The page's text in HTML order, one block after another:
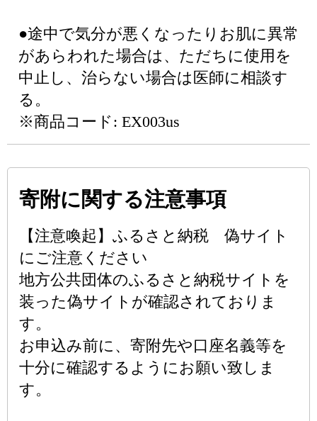
●途中で気分が悪くなったりお肌に異常
があらわれた場合は、ただちに使用を
中止し、治らない場合は医師に相談す
る。
※商品コード: EX003us
寄附に関する注意事項
【注意喚起】ふるさと納税 偽サイト
にご注意ください
地方公共団体のふるさと納税サイトを
装った偽サイトが確認されておりま
す。
お申込み前に、寄附先や口座名義等を
十分に確認するようにお願い致しま
す。